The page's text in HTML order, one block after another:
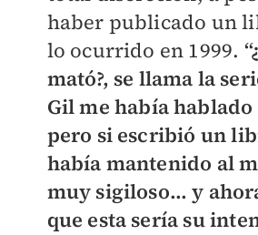
haber publicado un
lo ocurrido en 1999.
mató?, se llama la
Gil me había
pero si escribió un
había mantenido al
muy sigiloso… y
que esta sería su